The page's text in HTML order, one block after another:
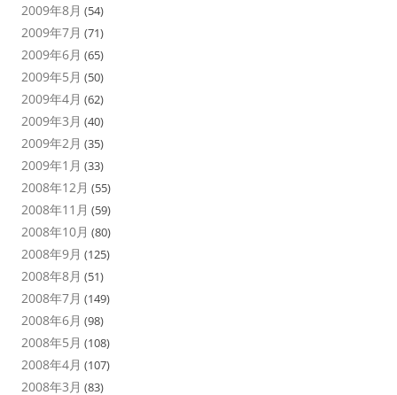
2009年8月 (54)
2009年7月 (71)
2009年6月 (65)
2009年5月 (50)
2009年4月 (62)
2009年3月 (40)
2009年2月 (35)
2009年1月 (33)
2008年12月 (55)
2008年11月 (59)
2008年10月 (80)
2008年9月 (125)
2008年8月 (51)
2008年7月 (149)
2008年6月 (98)
2008年5月 (108)
2008年4月 (107)
2008年3月 (83)